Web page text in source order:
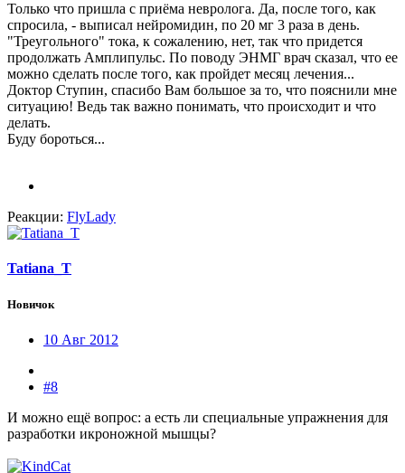
Только что пришла с приёма невролога. Да, после того, как
спросила, - выписал нейромидин, по 20 мг 3 раза в день.
"Треугольного" тока, к сожалению, нет, так что придется
продолжать Амплипульс. По поводу ЭНМГ врач сказал, что ее
можно сделать после того, как пройдет месяц лечения...
Доктор Ступин, спасибо Вам большое за то, что пояснили мне
ситуацию! Ведь так важно понимать, что происходит и что
делать.
Буду бороться...
Реакции: FlyLady
Tatiana_T
Новичок
10 Авг 2012
#8
И можно ещё вопрос: а есть ли специальные упражнения для
разработки икроножной мышцы?